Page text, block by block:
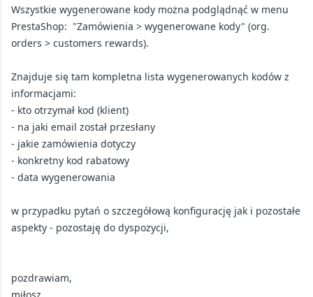
Wszystkie wygenerowane kody można podglądnąć w menu
PrestaShop: "Zamówienia > wygenerowane kody" (org.
orders > customers rewards).
Znajduje się tam kompletna lista wygenerowanych kodów z
informacjami:
- kto otrzymał kod (klient)
- na jaki email został przesłany
- jakie zamówienia dotyczy
- konkretny kod rabatowy
- data wygenerowania
w przypadku pytań o szczegółową konfigurację jak i pozostałe
aspekty - pozostaję do dyspozycji,
pozdrawiam,